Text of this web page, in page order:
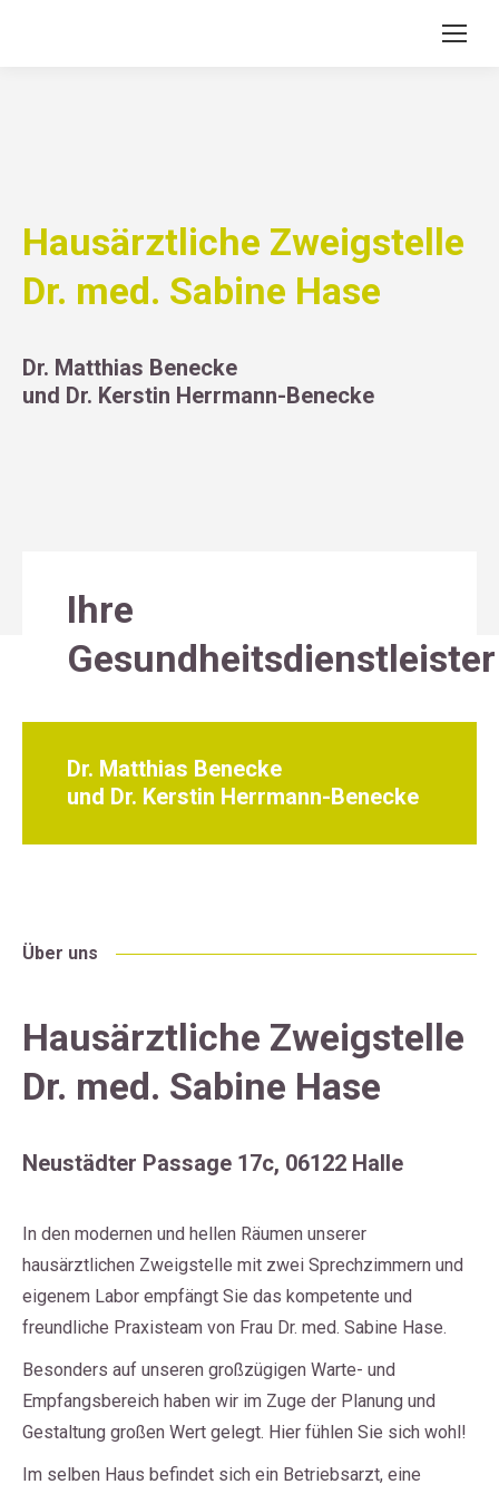
Hausärztliche Zweigstelle
Dr. med. Sabine Hase
Dr. Matthias Benecke
und Dr. Kerstin Herrmann-Benecke
Ihre
Gesundheitsdienstleister
Dr. Matthias Benecke
und Dr. Kerstin Herrmann-Benecke
Über uns
Hausärztliche Zweigstelle
Dr. med. Sabine Hase
Neustädter Passage 17c, 06122 Halle
In den modernen und hellen Räumen unserer
hausärztlichen Zweigstelle mit zwei Sprechzimmern und
eigenem Labor empfängt Sie das kompetente und
freundliche Praxisteam von Frau Dr. med. Sabine Hase.
Besonders auf unseren großzügigen Warte- und
Empfangsbereich haben wir im Zuge der Planung und
Gestaltung großen Wert gelegt. Hier fühlen Sie sich wohl!
Im selben Haus befindet sich ein Betriebsarzt, eine